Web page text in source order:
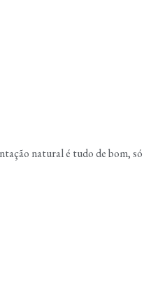
natural é tudo de bom,